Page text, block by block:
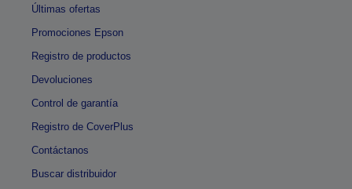
Últimas ofertas
Promociones Epson
Registro de productos
Devoluciones
Control de garantía
Registro de CoverPlus
Contáctanos
Buscar distribuidor